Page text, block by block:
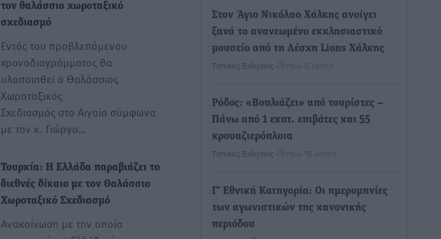
τον θαλάσσιο χωροταξικό
σχεδιασμό
Εντός του προβλεπόμενου
χρονοδιαγράμματος θα
υλοποιηθεί ο Θαλάσσιος
Χωροταξικός
Σχεδιασμός στο Αιγαίο σύμφωνα
με τον κ. Γιώργο…
Τουρκία: Η Ελλάδα παραβιάζει το
διεθνές δίκαιο με τον Θαλάσσιο
Χωροταξικό Σχεδιασμό
Ανακοίνωση με την οποία
Στον Άγιο Νικόλαο Χάλκης ανοίγει
ξανά το ανανεωμένο εκκλησιαστικό
μουσείο από τη Λέσχη Lions Χάλκης
Τοπικές Ειδήσεις πριν 5 λεπτά
Ρόδος: «Βουλιάζει» από τουρίστες –
Πάνω από 1 εκατ. επιβάτες και 55
κρουαζιερόπλοια
Τοπικές Ειδήσεις πριν 15 λεπτά
Γ’ Εθνική Κατηγορία: Οι ημερομηνίες
των αγωνιστικών της κανονικής
περιόδου